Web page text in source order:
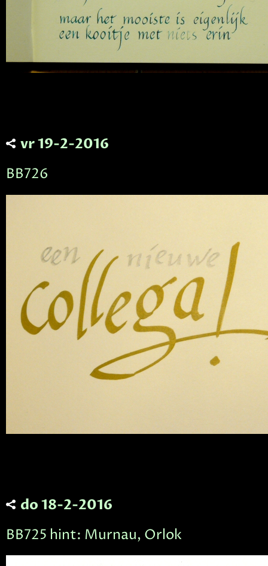
vr 19-2-2016
BB726
do 18-2-2016
BB725 hint: Murnau, Orlok